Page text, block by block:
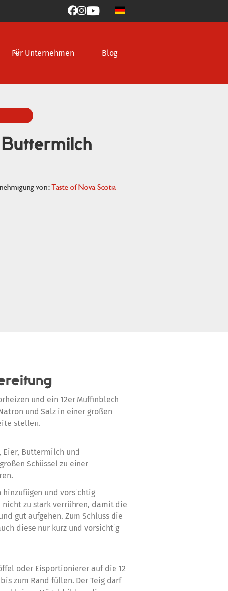

Für Unternehmen Blog
von:Taste of Nova Scotia
und ein 12er Muffinblech
und Salz in einer großen
stellen.
Eier, Buttermilch und
Schüssel zu einer
hinzufügen und vorsichtig
nicht zu stark verrühren, damit die
gut aufgehen. Zum Schluss die
diese nur kurz und vorsichtig
oder Eisportionierer auf die 12
zum Rand füllen. Der Teig darf